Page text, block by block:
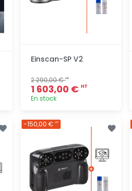
Einscan-SP V2
2 290,00 €HT
1 603,00 € HT
En stock
-150,00 €HT